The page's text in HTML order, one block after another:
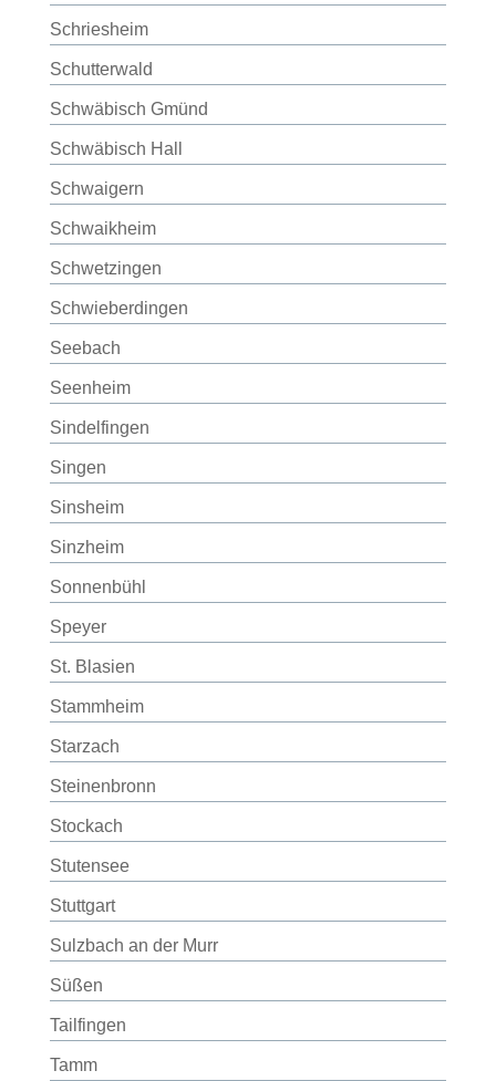
Schriesheim
Schutterwald
Schwäbisch Gmünd
Schwäbisch Hall
Schwaigern
Schwaikheim
Schwetzingen
Schwieberdingen
Seebach
Seenheim
Sindelfingen
Singen
Sinsheim
Sinzheim
Sonnenbühl
Speyer
St. Blasien
Stammheim
Starzach
Steinenbronn
Stockach
Stutensee
Stuttgart
Sulzbach an der Murr
Süßen
Tailfingen
Tamm